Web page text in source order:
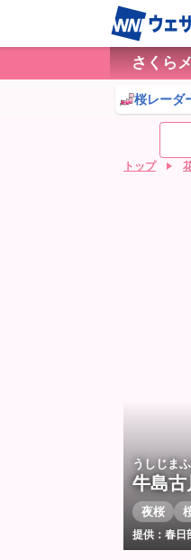
さくら
桜レーダ
トップ
うしじま
牛島古
夜桜
提供：春日